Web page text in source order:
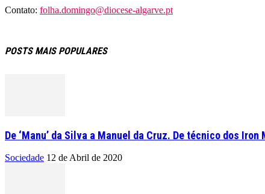
Contato: folha.domingo@diocese-algarve.pt
POSTS MAIS POPULARES
De ‘Manu’ da Silva a Manuel da Cruz. De técnico dos Iron
Sociedade 12 de Abril de 2020